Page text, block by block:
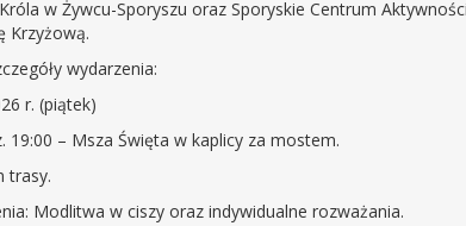
w Żywcu-Sporyszu oraz Sporyskie Centrum
Krzyżową.
wydarzenia:
r. (piątek)
19:00 – Msza Święta w kaplicy za mostem.
trasy.
Modlitwa w ciszy oraz indywidualne rozważania.